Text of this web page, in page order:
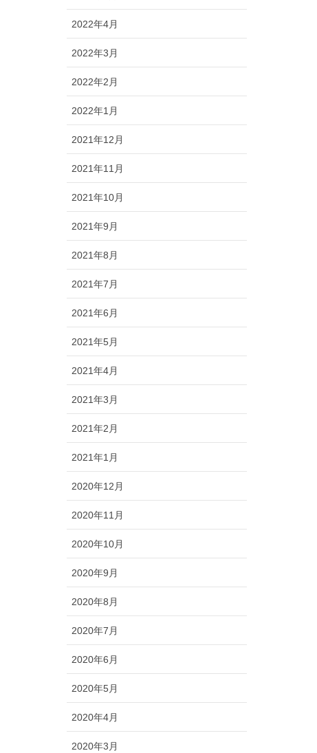
2022年4月
2022年3月
2022年2月
2022年1月
2021年12月
2021年11月
2021年10月
2021年9月
2021年8月
2021年7月
2021年6月
2021年5月
2021年4月
2021年3月
2021年2月
2021年1月
2020年12月
2020年11月
2020年10月
2020年9月
2020年8月
2020年7月
2020年6月
2020年5月
2020年4月
2020年3月